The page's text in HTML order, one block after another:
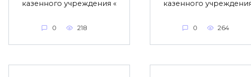
казенного учреждения «
0 218
казенного
0 264